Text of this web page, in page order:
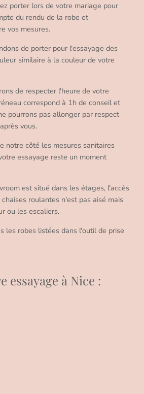
porter lors de votre mariage pour
du rendu de la robe et
vos mesures.
de porter pour l'essayage des
similaire à la couleur de votre
de respecter l'heure de votre
correspond à 1h de conseil et
pourrons pas allonger par respect
vous.
notre côté les mesures sanitaires
essayage reste un moment
est situé dans les étages, l'accès
roulantes n'est pas aisé mais
ou les escaliers.
les robes listées dans l'outil de prise
essayage à Nice :